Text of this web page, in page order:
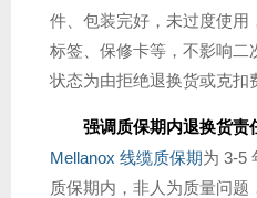
件、包装完好，未过度使用
标签、保修卡等，不影响二
状态为由拒绝退换货或克扣
强调质保期内退换货责
Mellanox 线缆质保期为 3-5
质保期内，非人为质量问题